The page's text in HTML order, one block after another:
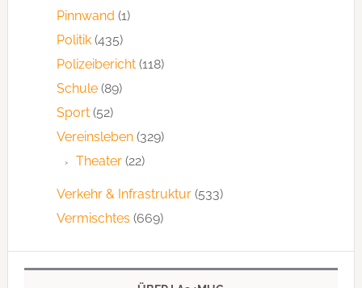
Pinnwand (1)
Politik(435)
Polizeibericht(118)
Schule(89)
Sport(52)
Vereinsleben(329)
Theater(22)
Verkehr & Infrastruktur(533)
Vermischtes (669)